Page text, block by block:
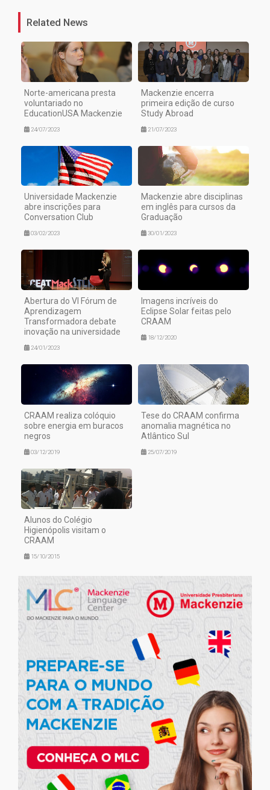
Related News
Norte-americana presta
voluntariado no
EducationUSA Mackenzie
24/07/2023
Mackenzie encerra
primeira edição de curso
Study Abroad
21/07/2023
Universidade Mackenzie
abre inscrições para
Conversation Club
03/02/2023
Mackenzie abre disciplinas
em inglês para cursos da
Graduação
30/01/2023
Abertura do VI Fórum de
Aprendizagem
Transformadora debate
inovação na universidade
24/01/2023
Imagens incríveis do
Eclipse Solar feitas pelo
CRAAM
18/12/2020
CRAAM realiza colóquio
sobre energia em buracos
negros
03/12/2019
Tese do CRAAM confirma
anomalia magnética no
Atlântico Sul
25/07/2019
Alunos do Colégio
Higienópolis visitam o
CRAAM
15/10/2015